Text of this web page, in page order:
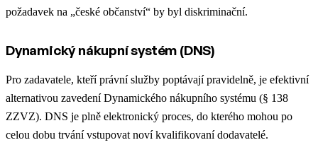
požadavek na „české občanství“ by byl diskriminační.
Dynamický nákupní systém (DNS)
Pro zadavatele, kteří právní služby poptávají pravidelně, je efektivní
alternativou zavedení Dynamického nákupního systému (§ 138
ZZVZ). DNS je plně elektronický proces, do kterého mohou po
celou dobu trvání vstupovat noví kvalifikovaní dodavatelé.